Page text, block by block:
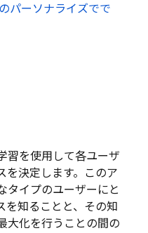
のパーソナライズでで
習を使用して各ユーザ
を決定します。このア
タイプのユーザーにと
を知ることと、その知
大化を行うことの間の